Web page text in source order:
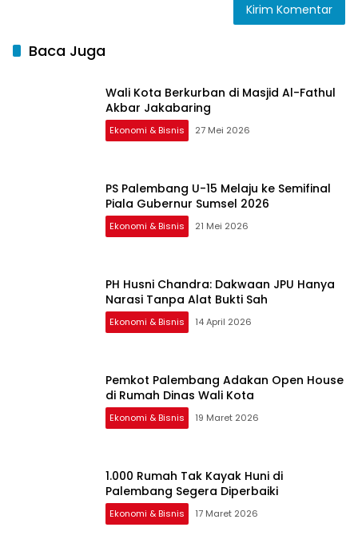
Baca Juga
Wali Kota Berkurban di Masjid Al-Fathul
Akbar Jakabaring
Ekonomi & Bisnis 27 Mei 2026
PS Palembang U-15 Melaju ke Semifinal
Piala Gubernur Sumsel 2026
Ekonomi & Bisnis 21 Mei 2026
PH Husni Chandra: Dakwaan JPU Hanya
Narasi Tanpa Alat Bukti Sah
Ekonomi & Bisnis 14 April 2026
Pemkot Palembang Adakan Open House
di Rumah Dinas Wali Kota
Ekonomi & Bisnis 19 Maret 2026
1.000 Rumah Tak Kayak Huni di
Palembang Segera Diperbaiki
Ekonomi & Bisnis 17 Maret 2026